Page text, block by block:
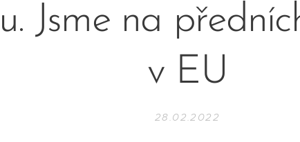
Jsme na
v EU
28.02.2022